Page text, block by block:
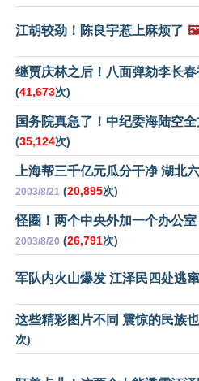
江胡较劲！陈良宇惹上麻烦了
继贾庆林之后！八面弹劾李长
(41,673次)
国务院真急了！中纪委海陆空
(35,124次)
上海帮三千亿元瓜分干净 湖北
2003/8/21 (20,895次)
怪圈！两个中央外加一个办公
2003/8/20 (26,791次)
军队内火山爆发 江泽民四处逃窜
这些精彩图片不同 震惊的民族
次)